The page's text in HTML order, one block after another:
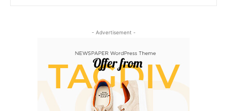
- Advertisement -